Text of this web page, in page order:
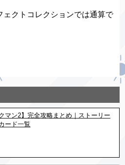
ェクトコレクションでは通算で
マン2】完全攻略まとめ｜ストーリー
ード一覧